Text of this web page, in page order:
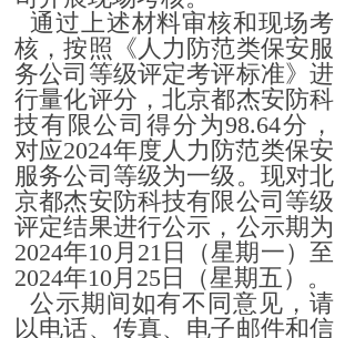
通过上述材料审核和现场考
核，按照《人力防范类保安服
务公司等级评定考评标准》进
行量化评分，北京都杰安防科
技有限公司得分为98.64分，
对应2024年度人力防范类保安
服务公司等级为一级。现对北
京都杰安防科技有限公司等级
评定结果进行公示，公示期为
2024年10月21日（星期一）至
2024年10月25日（星期五）。
公示期间如有不同意见，请
以电话、传真、电子邮件和信